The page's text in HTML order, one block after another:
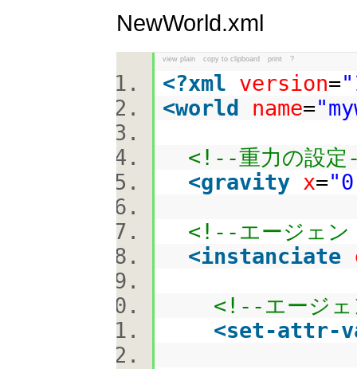
NewWorld.xml
view plain copy to clipboard print ?
<?xml version=
<world name=
<!--重力の設
<gravity x=
<!--エージェン
<instanciate
<!--エージ
<set-attr-